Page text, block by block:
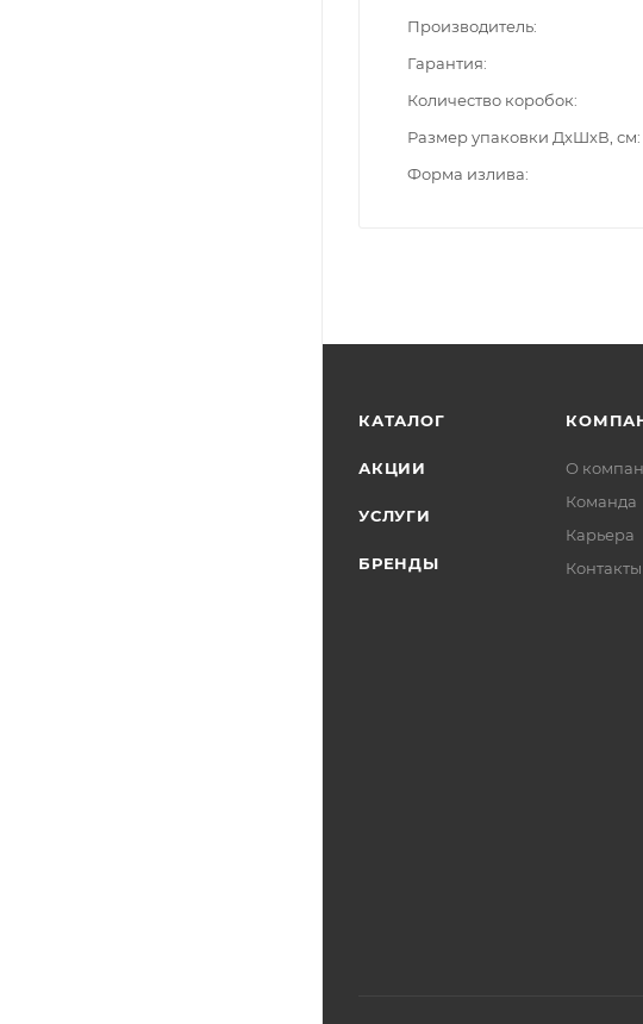
Производитель
Гарантия
Количество коробок
Размер упаковки ДxШxВ, см
Форма излива
КАТАЛОГ
АКЦИИ
УСЛУГИ
БРЕНДЫ
О
Команда
Карьера
Контакты